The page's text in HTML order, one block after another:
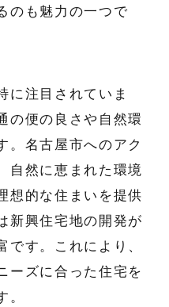
のも魅力の一つで
に注目されていま
の便の良さや自然環
。名古屋市へのアク
自然に恵まれた環境
想的な住まいを提供
新興住宅地の開発が
す。これにより、
ーズに合った住宅を